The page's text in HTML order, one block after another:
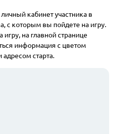
кабинет участника в
с которым вы пойдете на игру.
на главной странице
информация с цветом
старта.